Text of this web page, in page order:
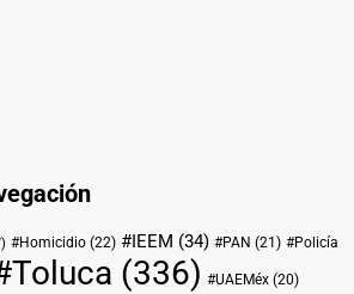
#Homicidio (22) #IEEM (34) #PAN (21) #Policía
(336) #UAEMéx (20)